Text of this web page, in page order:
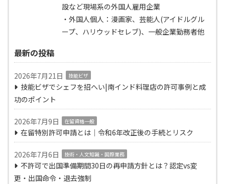
設など現場系の外国人雇用企業
・外国人個人：漫画家、芸能人(アイドルグル
ープ、ハリウッドセレブ)、一般企業勤務者他
最新の投稿
2026年7月21日 技能ビザ
技能ビザでシェフを招へい|南インド料理店の許可事例と成
功のポイント
2026年7月9日 在留資格一般
在留特別許可申請とは｜令和6年改正後の手続とリスク
2026年7月6日 技術・人文知識・国際業務
不許可で出国準備期間30日の再申請方針とは？認定vs変
更・出国命令・退去強制